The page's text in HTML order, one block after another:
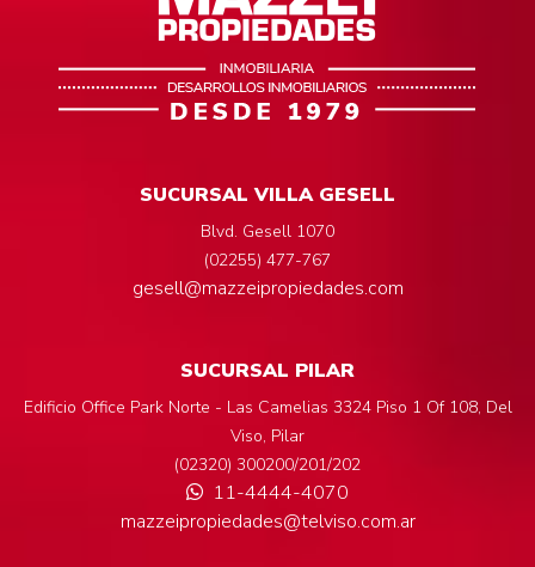
SUCURSAL VILLA GESELL
Blvd. Gesell 1070
(02255) 477-767
gesell@mazzeipropiedades.com
SUCURSAL PILAR
Edificio Office Park Norte - Las Camelias 3324 Piso 1 Of 108, Del
Viso, Pilar
(02320) 300200/201/202
11-4444-4070
mazzeipropiedades@telviso.com.ar